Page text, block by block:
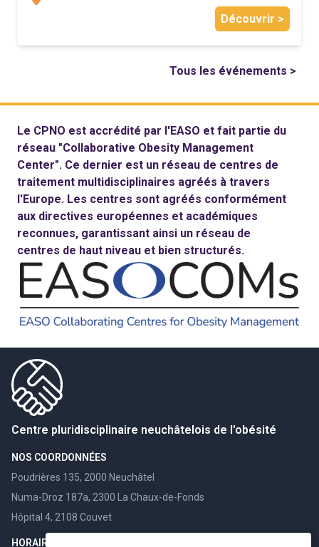
Découvrir >
Tous les événements >
Le CPNO est accrédité par l'EASO et fait partie du
réseau "Collaborative Obesity Management
Center". Ce dernier est un réseau de centres de
traitement multidisciplinaires agréés à travers
l'Europe. Les centres sont agréés conformément
aux directives européennes et académiques
reconnues, garantissant ainsi un réseau de
centres de haut niveau et bien structurés.
Centre pluridisciplinaire neuchâtelois de l'obésité
NOS COORDONNÉES
Poudrières 135, 2000 Neuchâtel
Numa-Droz 187a, 2300 La Chaux-de-Fonds
Hôpital 4, 2108 Couvet
HORAIRES